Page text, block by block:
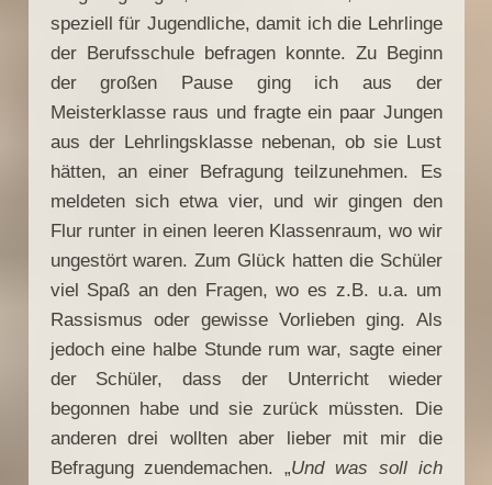
speziell für Jugendliche, damit ich die Lehrlinge
der Berufsschule befragen konnte. Zu Beginn
der großen Pause ging ich aus der
Meisterklasse raus und fragte ein paar Jungen
aus der Lehrlingsklasse nebenan, ob sie Lust
hätten, an einer Befragung teilzunehmen. Es
meldeten sich etwa vier, und wir gingen den
Flur runter in einen leeren Klassenraum, wo wir
ungestört waren. Zum Glück hatten die Schüler
viel Spaß an den Fragen, wo es z.B. u.a. um
Rassismus oder gewisse Vorlieben ging. Als
jedoch eine halbe Stunde rum war, sagte einer
der Schüler, dass der Unterricht wieder
begonnen habe und sie zurück müssten. Die
anderen drei wollten aber lieber mit mir die
Befragung zuendemachen. „Und was soll ich